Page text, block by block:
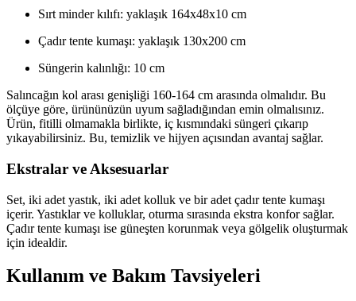
Sırt minder kılıfı: yaklaşık 164x48x10 cm
Çadır tente kumaşı: yaklaşık 130x200 cm
Süngerin kalınlığı: 10 cm
Salıncağın kol arası genişliği 160-164 cm arasında olmalıdır. Bu
ölçüye göre, ürününüzün uyum sağladığından emin olmalısınız.
Ürün, fitilli olmamakla birlikte, iç kısmındaki süngeri çıkarıp
yıkayabilirsiniz. Bu, temizlik ve hijyen açısından avantaj sağlar.
Ekstralar ve Aksesuarlar
Set, iki adet yastık, iki adet kolluk ve bir adet çadır tente kumaşı
içerir. Yastıklar ve kolluklar, oturma sırasında ekstra konfor sağlar.
Çadır tente kumaşı ise güneşten korunmak veya gölgelik oluşturmak
için idealdir.
Kullanım ve Bakım Tavsiyeleri